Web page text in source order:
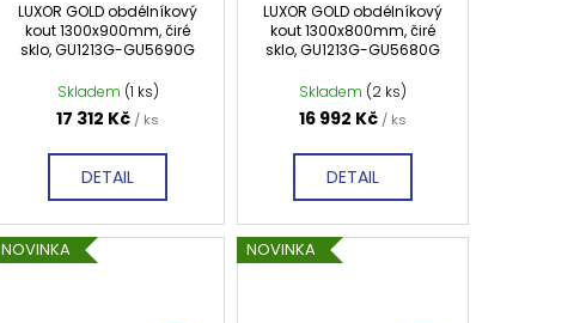
LUXOR GOLD obdélníkový
kout 1300x900mm, čiré
sklo, GU1213G-GU5690G
Skladem (1 ks)
17 312 Kč / ks
DETAIL
LUXOR GOLD obdélníkový
kout 1300x800mm, čiré
sklo, GU1213G-GU5680G
Skladem (2 ks)
16 992 Kč / ks
DETAIL
NOVINKA NOVINKA